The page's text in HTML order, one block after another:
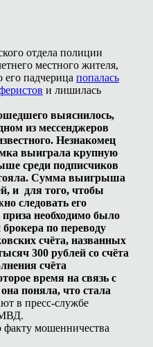
отдела полиции
местного жителя,
его падчерица попалась
и лишилась
выяснилось,
из мессенджеров
Незнакомец
выиграла крупную
среди подписчиков
Сумма выигрыша
и для того, чтобы
следовать его
необходимо было
брокера по переводу
счёта, названных
300 рублей со счёта
счёта
время на связь с
поняла, что стала
в пресс-службе
МВД.
мошенничества